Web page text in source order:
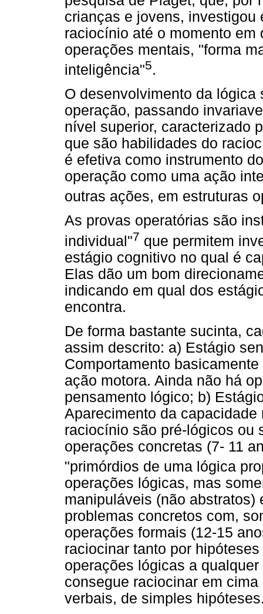
crianças e jovens,
raciocínio até o momento
operações mentais, "forma
inteligência"5.
O desenvolvimento da
operação, passando
nível superior, caracterizado
que são habilidades do
é efetiva como instrumento
operação como uma ação
outras ações, em estruturas
As provas operatórias são
individual"7 que permitem
estágio cognitivo no qual é
Elas dão um bom
indicando em qual dos
encontra.
De forma bastante sucinta,
assim descrito: a) Estágio
Comportamento
ação motora. Ainda não há
pensamento lógico; b)
Aparecimento da
raciocínio são pré-lógicos ou
operações concretas (7- 11
"primórdios de uma lógica
operações lógicas, mas
manipuláveis (não
problemas concretos com,
operações formais (12-15
raciocinar tanto por
operações lógicas a
consegue raciocinar em
verbais, de simples